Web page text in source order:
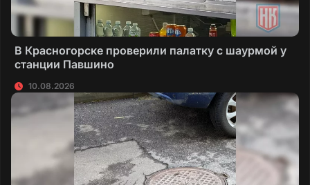
В Красногорске проверили палатку с шаурмой у
станции Павшино
10.08.2026